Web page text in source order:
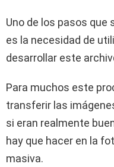
Uno de los pasos que
es la necesidad de
desarrollar este
Para muchos este
transferir las
si eran realmente
hay que hacer en la
masiva.